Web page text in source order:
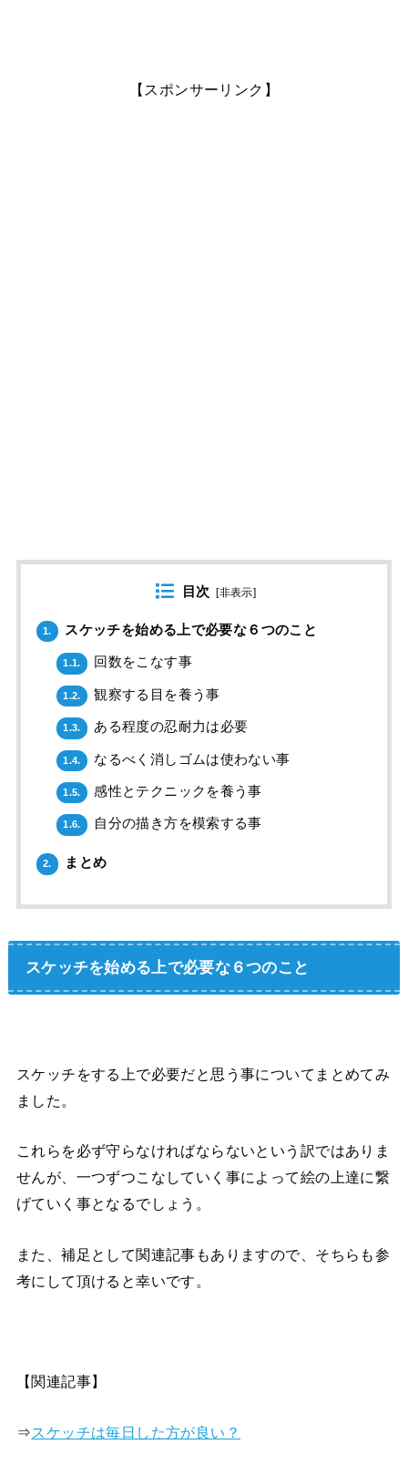
【スポンサーリンク】
目次 [非表示]
1. スケッチを始める上で必要な６つのこと
1.1. 回数をこなす事
1.2. 観察する目を養う事
1.3. ある程度の忍耐力は必要
1.4. なるべく消しゴムは使わない事
1.5. 感性とテクニックを養う事
1.6. 自分の描き方を模索する事
2. まとめ
スケッチを始める上で必要な６つのこと
スケッチをする上で必要だと思う事についてまとめてみ
ました。
これらを必ず守らなければならないという訳ではありま
せんが、一つずつこなしていく事によって絵の上達に繋
げていく事となるでしょう。
また、補足として関連記事もありますので、そちらも参
考にして頂けると幸いです。
【関連記事】
⇒スケッチは毎日した方が良い？